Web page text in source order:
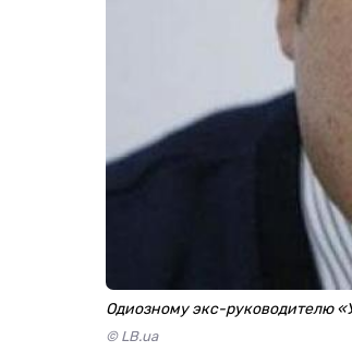
Одиозному экс-руководителю
© LB.ua